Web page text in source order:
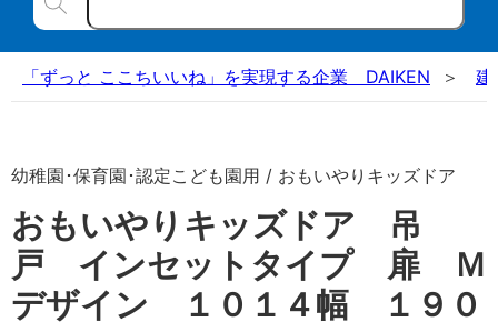
「ずっと ここちいいね」を実現する企業 DAIKEN 建
幼稚園･保育園･認定こども園用 / おもいやりキッズドア
おもいやりキッズドア 吊
戸 インセットタイプ 扉 Ｍ
デザイン １０１４幅 １９０